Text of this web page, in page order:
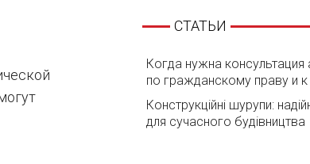
СТАТЬИ
Когда нужна консультация
по гражданскому праву и к
Конструкційні шурупи:
для сучасного будівництва